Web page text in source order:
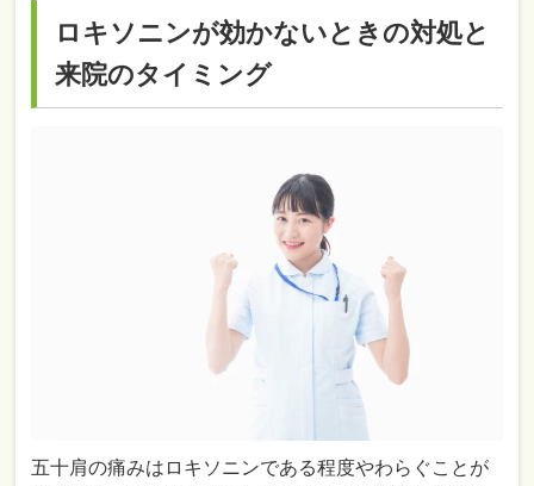
ロキソニンが効かないときの対処と
来院のタイミング
五十肩の痛みはロキソニンである程度やわらぐことが